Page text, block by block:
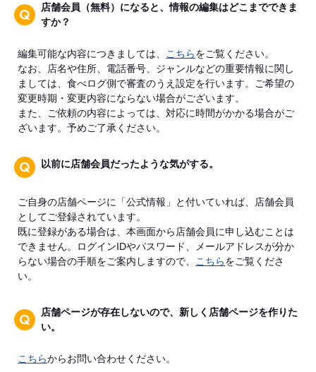
店舗会員（無料）になると、情報の編集はどこまでできま
すか？
編集可能な内容につきましては、 こちらをご覧ください。
なお、店名や住所、電話番号、ジャンルなどの重要情報に関し
ましては、食べログ側で審査のうえ設定を行います。ご希望の
変更時期・変更内容にならない場合がございます。
また、ご依頼の内容によっては、対応に時間がかかる場合がご
ざいます。予めご了承ください。
以前に店舗会員だったような気がする。
ご自身の店舗ページに「公式情報」と付いていれば、店舗会員
としてご登録されています。
既に登録がある場合は、本画面から店舗会員に申し込むことは
できません。ログインIDやパスワード、メールアドレスが分か
らない場合の手順をご案内しますので、
こちらをご覧くださ
い。
店舗ページが存在しないので、新しく店舗ページを作りた
い。
こちらからお問い合わせください。